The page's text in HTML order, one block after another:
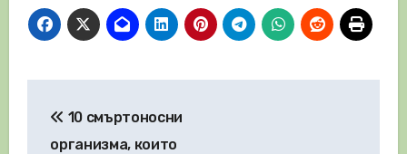
10 смъртоносни
организма, които